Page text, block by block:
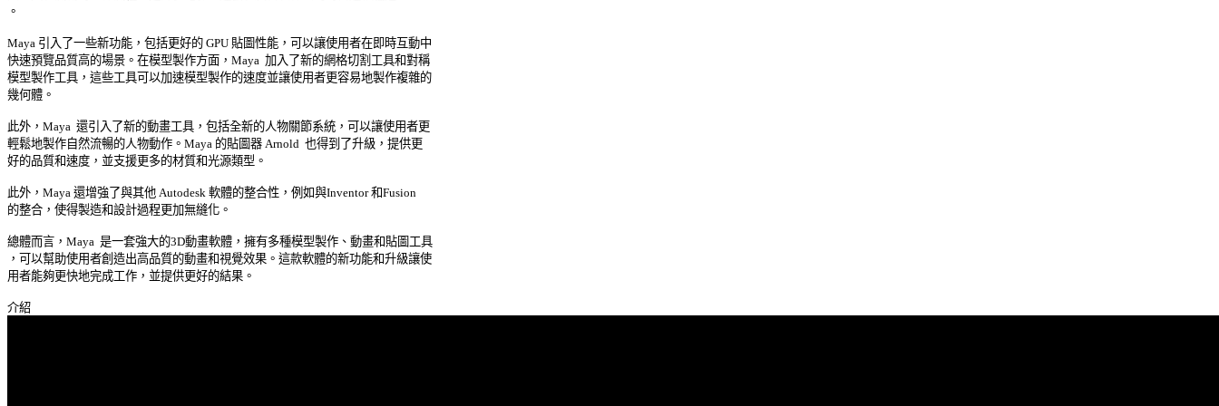
。
Maya 引入了一些新功能，包括更好的 GPU 貼圖性能，可以讓使用者在即時互動中
快速預覽品質高的場景。在模型製作方面，Maya  加入了新的網格切割工具和對稱
模型製作工具，這些工具可以加速模型製作的速度並讓使用者更容易地製作複雜的
幾何體。
此外，Maya  還引入了新的動畫工具，包括全新的人物關節系統，可以讓使用者更
輕鬆地製作自然流暢的人物動作。Maya 的貼圖器 Arnold  也得到了升級，提供更
好的品質和速度，並支援更多的材質和光源類型。
此外，Maya 還增強了與其他 Autodesk 軟體的整合性，例如與Inventor 和Fusion
的整合，使得製造和設計過程更加無縫化。
總體而言，Maya  是一套強大的3D動畫軟體，擁有多種模型製作、動畫和貼圖工具
，可以幫助使用者創造出高品質的動畫和視覺效果。這款軟體的新功能和升級讓使
用者能夠更快地完成工作，並提供更好的結果。